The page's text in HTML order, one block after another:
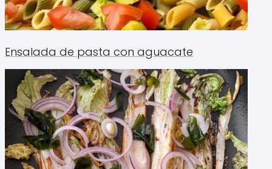
Ensalada de pasta con aguacate